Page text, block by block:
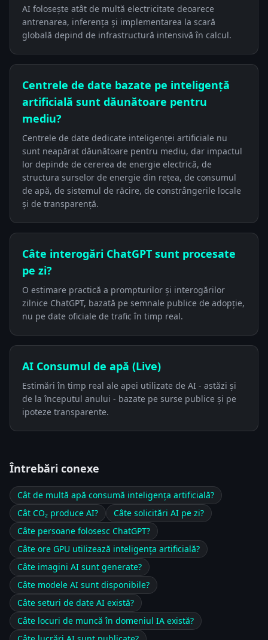
AI folosește atât de multă electricitate deoarece
antrenarea, inferența și implementarea la scară
globală depind de infrastructură intensivă în calcul.
Centrele de date bazate pe inteligență
artificială sunt dăunătoare pentru
mediu?
Centrele de date dedicate inteligenței artificiale nu
sunt neapărat dăunătoare pentru mediu, dar impactul
lor depinde de cererea de energie electrică, de
structura surselor de energie din rețea, de consumul
de apă, de sistemul de răcire, de constrângerile locale
și de transparență.
Câte interogări ChatGPT sunt procesate
pe zi?
O estimare practică a prompturilor și interogărilor
zilnice ChatGPT, bazată pe semnale publice de adopție,
nu pe date oficiale de trafic în timp real.
AI Consumul de apă (Live)
Estimări în timp real ale apei utilizate de AI - astăzi și
de la începutul anului - bazate pe surse publice și pe
ipoteze transparente.
Întrebări conexe
Cât de multă apă consumă inteligența artificială?
Cât CO₂ produce AI?
Câte solicitări AI pe zi?
Câte persoane folosesc ChatGPT?
Câte ore GPU utilizează inteligența artificială?
Câte imagini AI sunt generate?
Câte modele AI sunt disponibile?
Câte seturi de date AI există?
Câte locuri de muncă în domeniul IA există?